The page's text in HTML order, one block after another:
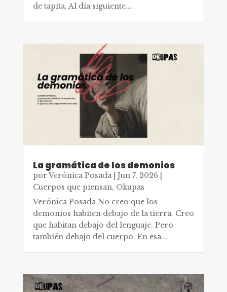
de tapita. Al día siguiente...
La gramática de los demonios
por Verónica Posada| Jun 7, 2026
Cuerpos que piensan, Okupas
Verónica Posada No creo que los
demonios habiten debajo de la tierra. Creo
que habitan debajo del lenguaje. Pero
también debajo del cuerpo. En esa...